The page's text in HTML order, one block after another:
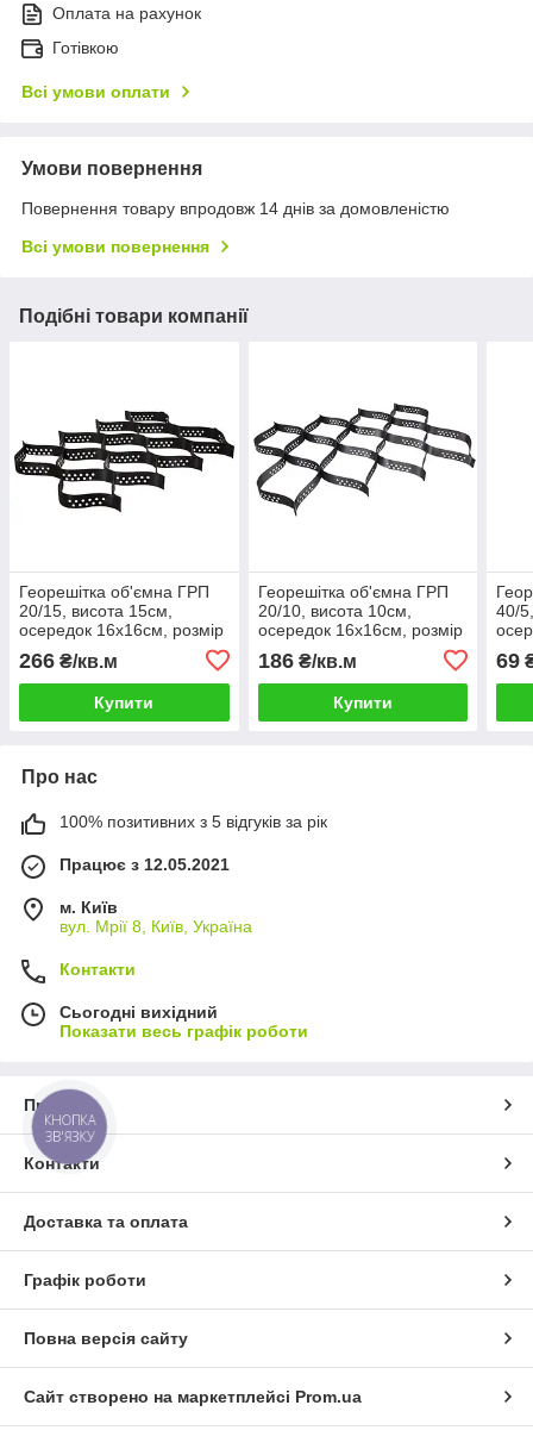
Оплата на рахунок
Готівкою
Всі умови оплати
Умови повернення
Повернення товару впродовж 14 днів за домовленістю
Всі умови повернення
Подібні товари компанії
Георешітка об'ємна ГРП
20/15, висота 15см,
осередок 16х16см, розмір
266 ₴/кв.м
Купити
Георешітка об'ємна ГРП
20/10, висота 10см,
осередок 16х16см, розмір
186₴/кв.м
Купити
40/
69
Про нас
100% позитивних з 5 відгуків за рік
Працює з 12.05.2021
м. Київ
вул. Мрії 8, Київ, Україна
Контакти
Сьогодні вихідний
Показати весь графік роботи
Про нас
Контакти
Доставка та оплата
Графік роботи
Повна версія сайту
Сайт створено на маркетплейсі Prom.ua
КНОПКА
ЗВ'ЯЗКУ